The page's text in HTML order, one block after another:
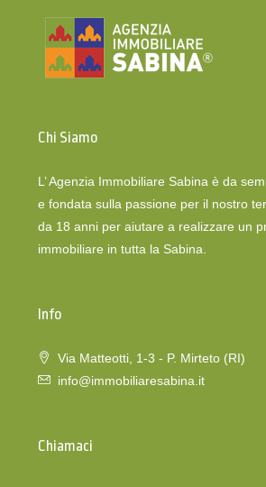
Chi Siamo
L’ Agenzia Immobiliare Sabina è da
e fondata sulla passione per il nostro
da 18 anni per aiutare a realizzare un
immobiliare in tutta la Sabina.
Info
Via Matteotti, 1-3 - P. Mirteto (RI)
info@immobiliaresabina.it
Chiamaci